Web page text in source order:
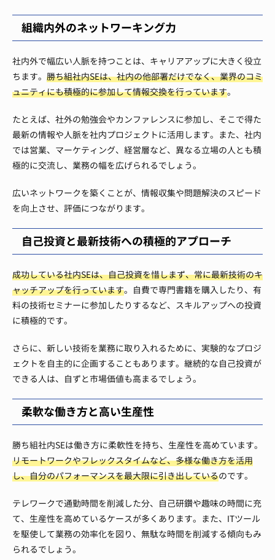
組織内外のネットワーキング力
社内外で幅広い人脈を持つことは、キャリアアップに大きく役立
ちます。 勝ち組社内SEは、社内の他部署だけでなく、業界のコミ
ュニティにも積極的に参加して情報交換を行っています。
たとえば、社外の勉強会やカンファレンスに参加し、そこで得た
最新の情報や人脈を社内プロジェクトに活用します。また、社内
では営業、マーケティング、経営層など、異なる立場の人とも積
極的に交流し、業務の幅を広げられるでしょう。
広いネットワークを築くことが、情報収集や問題解決のスピード
を向上させ、評価につながります。
自己投資と最新技術への積極的アプローチ
成功している社内SEは、自己投資を惜しまず、常に最新技術のキ
ャッチアップを行っています。自費で専門書籍を購入したり、有
料の技術セミナーに参加したりするなど、スキルアップへの投資
に積極的です。
さらに、新しい技術を業務に取り入れるために、実験的なプロジ
ェクトを自主的に企画することもあります。継続的な自己投資が
できる人は、自ずと市場価値も高まるでしょう。
柔軟な働き方と高い生産性
勝ち組社内SEは働き方に柔軟性を持ち、生産性を高めています。
リモートワークやフレックスタイムなど、多様な働き方を活用
し、自分のパフォーマンスを最大限に引き出しているのです。
テレワークで通勤時間を削減した分、自己研鑽や趣味の時間に充
て、生産性を高めているケースが多くあります。また、ITツール
を駆使して業務の効率化を図り、無駄な時間を削減する傾向もみ
られるでしょう。